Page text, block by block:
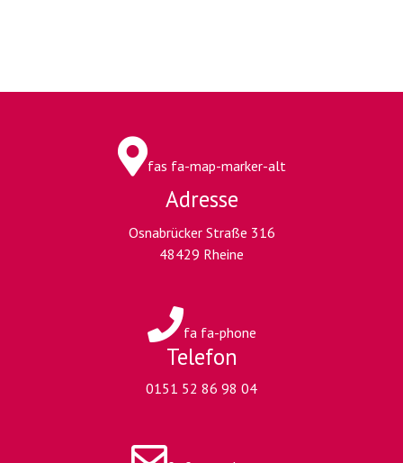
fas fa-map-marker-alt
Adresse
Osnabrücker Straße 316
48429 Rheine
fa fa-phone
Telefon
0151 52 86 98 04